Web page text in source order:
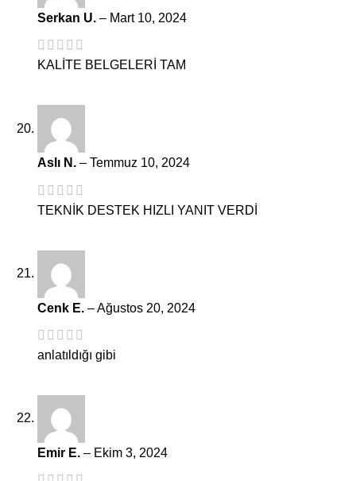
Serkan U. – Mart 10, 2024
KALİTE BELGELERİ TAM
Aslı N. – Temmuz 10, 2024
TEKNİK DESTEK HIZLI YANIT VERDİ
Cenk E. –Ağustos 20, 2024
anlatıldığı gibi
Emir E. – Ekim 3, 2024